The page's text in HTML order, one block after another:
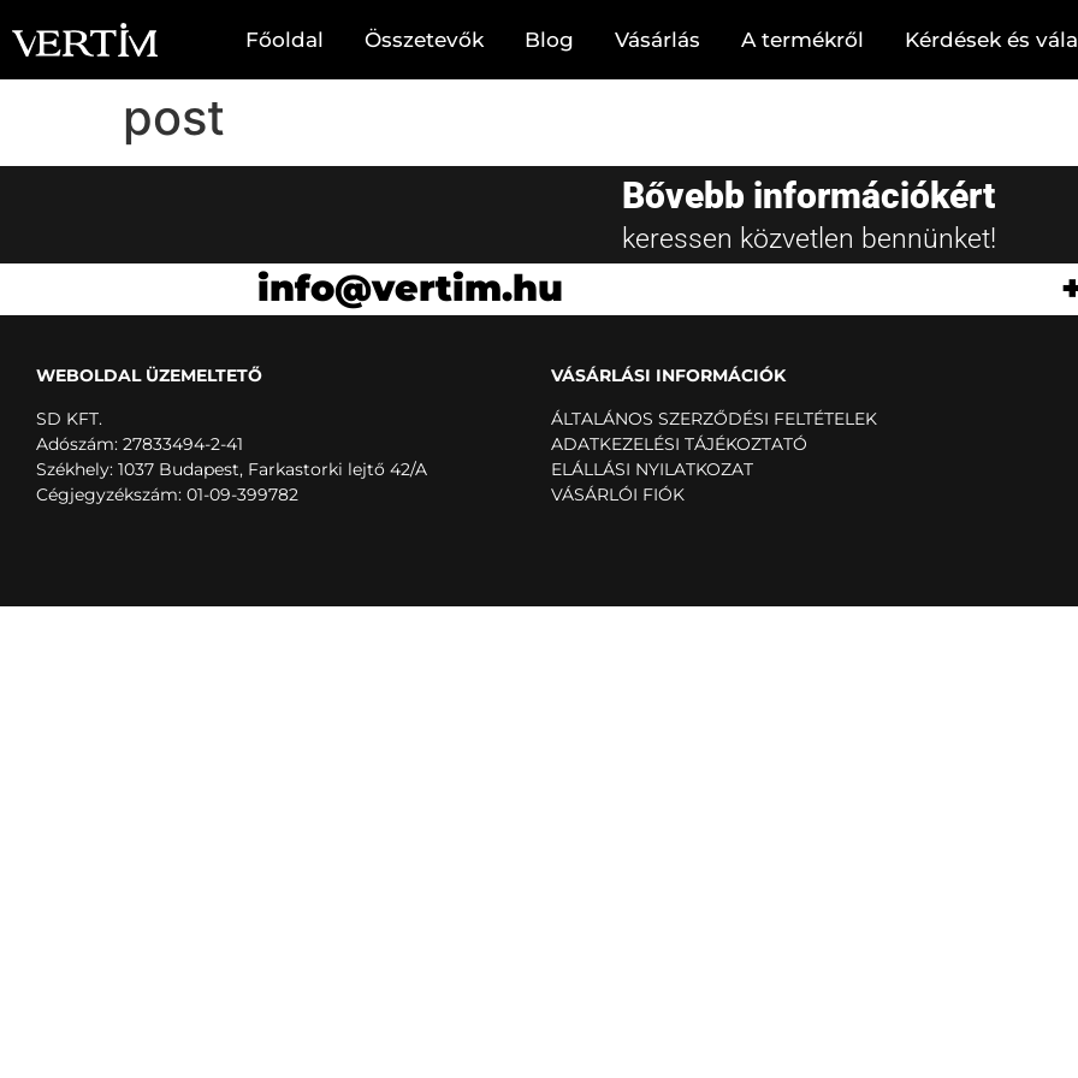
Főoldal Összetevők Blog Vásárlás A termékről Kérdések és
post
Bővebb információkért
keressen közvetlen bennünket!
info@vertim.hu
WEBOLDAL ÜZEMELTETŐ
SD KFT.
Adószám: 27833494-2-41
Székhely: 1037 Budapest, Farkastorki lejtő 42/A
Cégjegyzékszám: 01-09-399782
VÁSÁRLÁSI INFORMÁCIÓK
ÁLTALÁNOS SZERZŐDÉSI FELTÉTELEK
ADATKEZELÉSI TÁJÉKOZTATÓ
ELÁLLÁSI NYILATKOZAT
VÁSÁRLÓI FIÓK